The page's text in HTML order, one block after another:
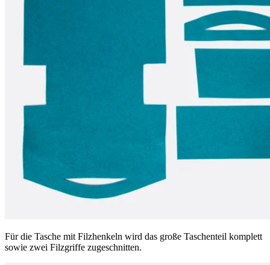
Für die Tasche mit Filzhenkeln wird das große Taschenteil komplett
sowie zwei Filzgriffe zugeschnitten.